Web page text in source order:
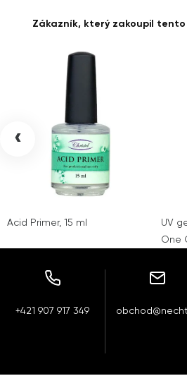
Zákazník, který zakoupil tento
Acid Primer, 15 ml
UV
One
‹
+421 907 917 349